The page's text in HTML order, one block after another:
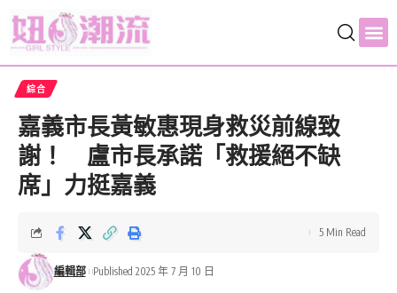
綜合
嘉義市長黃敏惠現身救災前線致
謝！ 盧市長承諾「救援絕不缺
席」力挺嘉義
編輯部 Published 2025 年 7 月 10 日
5 Min Read